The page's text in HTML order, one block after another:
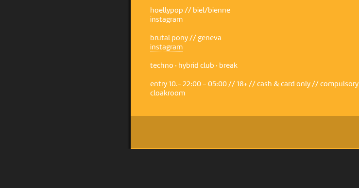
hoellypop // biel/bienne
instagram
brutal pony // geneva
instagram
techno · hybrid club · break
entry 10.- 22:00 - 05:00 // 18+ // cash & card only // compulsory
cloakroom